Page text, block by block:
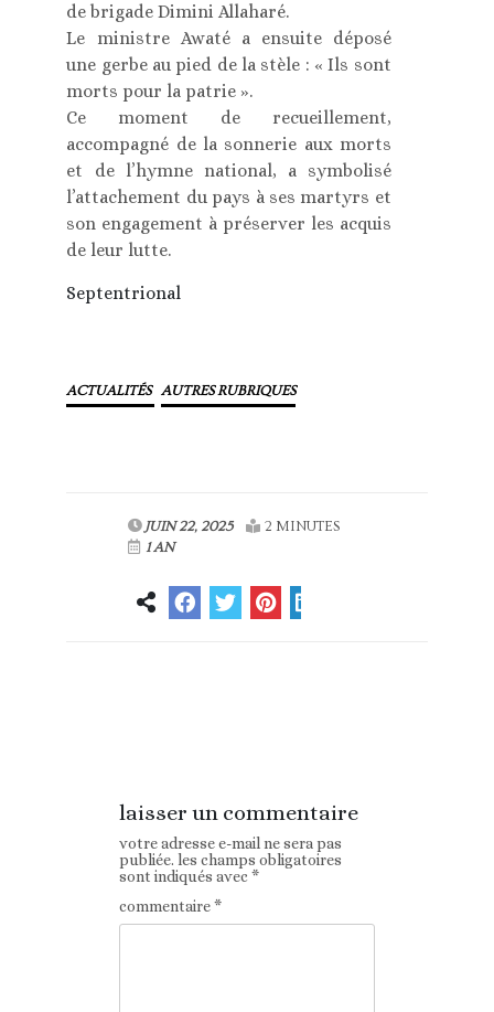
de brigade Dimini Allaharé.
Le ministre Awaté a ensuite déposé
une gerbe au pied de la stèle : « Ils sont
morts pour la patrie ».
Ce moment de recueillement,
accompagné de la sonnerie aux morts
et de l’hymne national, a symbolisé
l’attachement du pays à ses martyrs et
son engagement à préserver les acquis
de leur lutte.
Septentrional
ACTUALITÉS AUTRES RUBRIQUES
JUIN 22, 2025
2 MINUTES
1 AN
laisser un commentaire
votre adresse e-mail ne sera pas
publiée. les champs obligatoires
sont indiqués avec*
commentaire*